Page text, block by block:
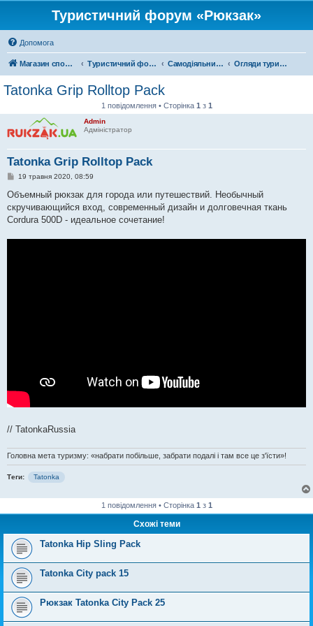
Туристичний форум «Рюкзак»
Допомога
Магазин спорядження Туристичний форум «Рюкзак» Самодіяльний туризм Огляди туристичного спорядження
Tatonka Grip Rolltop Pack
1 повідомлення • Сторінка 1 з 1
Admin
Адміністратор
Tatonka Grip Rolltop Pack
П
в
д
о
19 травня 2020, 08:59
Объемный рюкзак для города или путешествий. Необычный
скручивающийся вход, современный дизайн и долговечная ткань
Cordura 500D - идеальное сочетание!
// TatonkaRussia
Головна мета туризму: «набрати побільше, забрати подалі і там все це з'їсти»!
Теги: Tatonka
1 повідомлення • Сторінка 1 з 1
Схожі теми
Tatonka Hip Sling Pack
Tatonka City pack 15
Рюкзак Tatonka City Pack 25